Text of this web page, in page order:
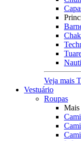
Veja mais
Vestuário
Roupas
Mais